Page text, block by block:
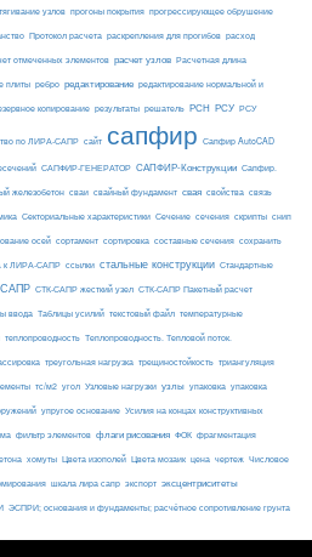
узлов прогоны покрытия прогрессирующее обрушение
Протокол расчета раскрепления для прогибов расход
отмеченных элементов расчет узлов Расчетная длина
плиты ребро редактирование редактирование нормальной и
копирование результаты решатель РСН РСУ РСУ
по ЛИРА-САПР сайт сапфир Сапфир AutoCAD
САПФИР-ГЕНЕРАТОР САПФИР-Конструкции Сапфир.
железобетон сваи свайный фундамент свая свойства связь
Секториальные характеристики Сечение сечения скрипты снип
осей сортамент сортировка составные сечения сохранить
к ЛИРА-САПР ссылки стальные конструкции Стандартные
СТК-САПР жесткий узел СТК-САПР Пакетный расчет
ввода Таблицы усилий текстовый файл температурные
теплопроводность Теплопроводность. Тепловой поток.
треугольная нагрузка трещиностойкость триангуляция
тс/м2 угол Узловые нагрузки узлы упаковка упаковка
упругое основание Усилия на концах конструктивных
фильтр элементов флаги рисования ФОК фрагментация
хомуты Цвета изополей Цвета мозаик цена чертеж Числовое
шкала лира сапр экспорт эксцентриситеты
ЭСПРИ; основания и фундаменты; расчётное сопротивление грунта